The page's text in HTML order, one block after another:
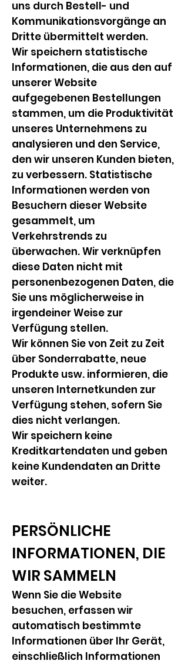
uns durch Bestell- und
Kommunikationsvorgänge an
Dritte übermittelt werden.
Wir speichern statistische
Informationen, die aus den auf
unserer Website
aufgegebenen Bestellungen
stammen, um die Produktivität
unseres Unternehmens zu
analysieren und den Service,
den wir unseren Kunden bieten,
zu verbessern. Statistische
Informationen werden von
Besuchern dieser Website
gesammelt, um
Verkehrstrends zu
überwachen. Wir verknüpfen
diese Daten nicht mit
personenbezogenen Daten, die
Sie uns möglicherweise in
irgendeiner Weise zur
Verfügung stellen.
Wir können Sie von Zeit zu Zeit
über Sonderrabatte, neue
Produkte usw. informieren, die
unseren Internetkunden zur
Verfügung stehen, sofern Sie
dies nicht verlangen.
Wir speichern keine
Kreditkartendaten und geben
keine Kundendaten an Dritte
weiter.
PERSÖNLICHE
INFORMATIONEN, DIE
WIR SAMMELN
Wenn Sie die Website
besuchen, erfassen wir
automatisch bestimmte
Informationen über Ihr Gerät,
einschließlich Informationen